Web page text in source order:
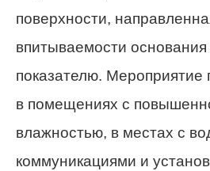
поверхности,
впитываемости
показателю. Мероприятие
в помещениях с
влажностью, в местах с
коммуникациями и